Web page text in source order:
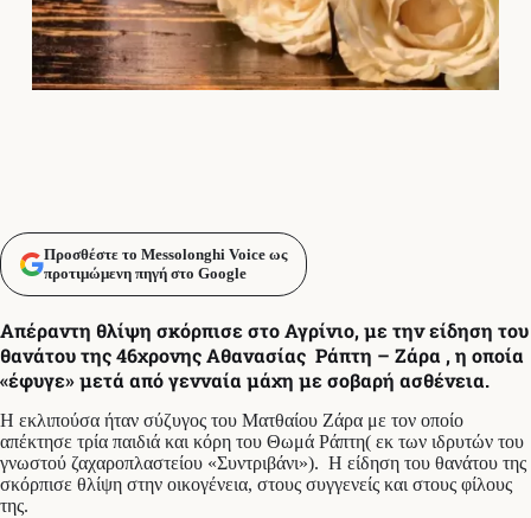
Προσθέστε το Messolonghi Voice ως
προτιμώμενη πηγή στο Google
Απέραντη θλίψη σκόρπισε στο Αγρίνιο, με την είδηση του
θανάτου της 46χρονης Αθανασίας Ράπτη – Ζάρα , η οποία
«έφυγε» μετά από γενναία μάχη με σοβαρή ασθένεια.
Η εκλιπούσα ήταν σύζυγος του Ματθαίου Ζάρα με τον οποίο
απέκτησε τρία παιδιά και κόρη του Θωμά Ράπτη( εκ των ιδρυτών του
γνωστού ζαχαροπλαστείου «Συντριβάνι»). Η είδηση του θανάτου της
σκόρπισε θλίψη στην οικογένεια, στους συγγενείς και στους φίλους
της.